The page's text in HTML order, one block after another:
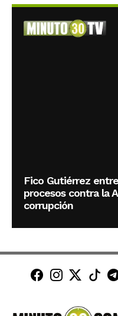
Fico Gutiérrez
procesos contra la
corrupción
Minuto30 en
Minuto30